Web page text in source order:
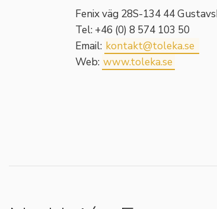
Fenix väg 28S-134 44
Tel: +46 (0) 8 574 103 50
Email: kontakt@toleka.se
Web: www.toleka.se